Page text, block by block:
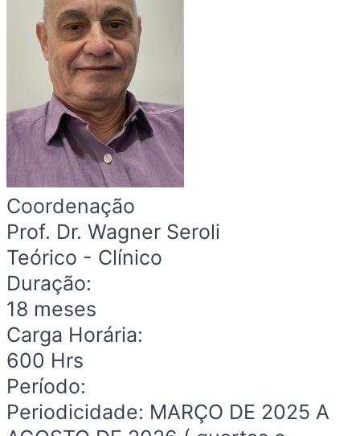
Coordenação
Prof. Dr. Wagner Seroli
Teórico - Clínico
Duração:
18 meses
Carga Horária:
600 Hrs
Período:
Periodicidade: MARÇO DE 2025 A